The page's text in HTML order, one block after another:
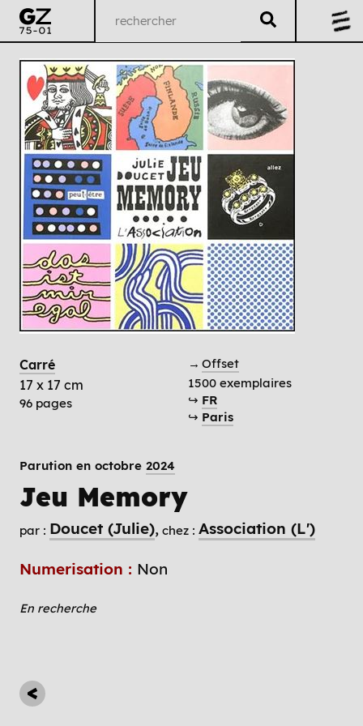
Carré
17 x 17 cm
96 pages
→ Offset
1500 exemplaires
↪ FR
↪ Paris
Parution en octobre 2024
Jeu Memory
par : Doucet (Julie) chez : Association (L')
Numerisation : Non
En recherche